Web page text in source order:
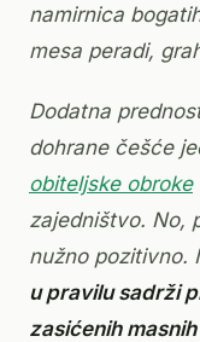
namirnica
mesa peradi,
Dodatna
dohrane češće
obiteljske obroke
zajedništvo. No,
nužno pozitivno.
u pravilu sadrži
zasićenih